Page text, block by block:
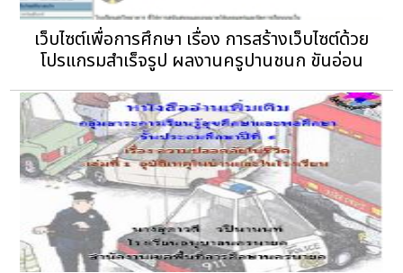
เว็บไซต์เพื่อการศึกษา เรื่อง การสร้างเว็บไซต์ด้วย
โปรแกรมสำเร็จรูป ผลงานครูปานชนก ขันอ่อน